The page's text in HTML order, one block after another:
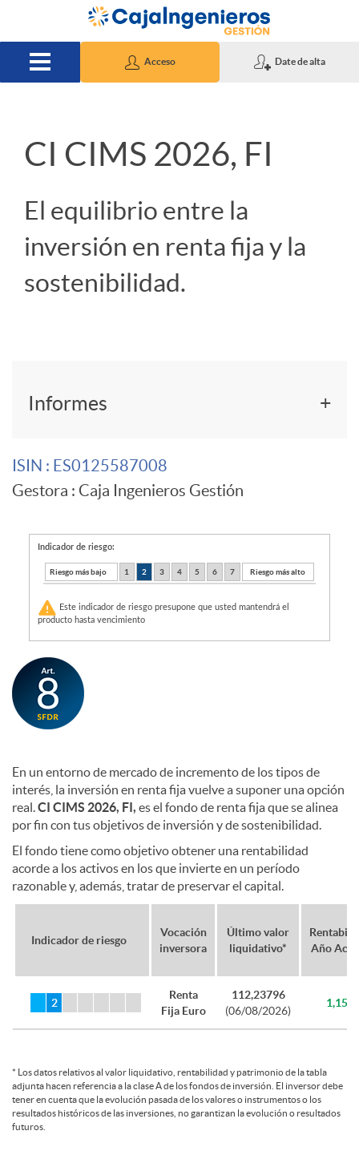
Saltar al contenido principal
Acceso Date de alta
S
d
C
I
M
2
0
2
6
CI CIMS 2026, FI
El equilibrio entre la
inversión en renta fija y la
sostenibilidad.
F
o
n
d
e
i
n
v
e
r
s
i
ó
Informes
ISIN : ES0125587008
Gestora : Caja Ingenieros Gestión
Indicador de riesgo:
Riesgo más bajo 1 2 3 4 5 6 7 Riesgo más alto
Este indicador de riesgo presupone que usted mantendrá el
producto hasta vencimiento
En un entorno de mercado de incremento de los tipos de
interés, la inversión en renta fija vuelve a suponer una opción
real.CI CIMS 2026, FI, es el fondo de renta fija que se alinea
por fin con tus objetivos de inversión y de sostenibilidad.
El fondo tiene como objetivo obtener una rentabilidad
acorde a los activos en los que invierte en un período
razonable y, además, tratar de preservar el capital.
Indicador de riesgo
Vocación
inversora
Último valor
liquidativo*
Año
Renta
Fija Euro
112,23796
(06/08/2026)
1,15%
* Los datos relativos al valor liquidativo, rentabilidad y patrimonio de la tabla
adjunta hacen referencia a la clase A de los fondos de inversión. El inversor debe
tener en cuenta que la evolución pasada de los valores o instrumentos o los
resultados históricos de las inversiones, no garantizan la evolución o resultados
futuros.